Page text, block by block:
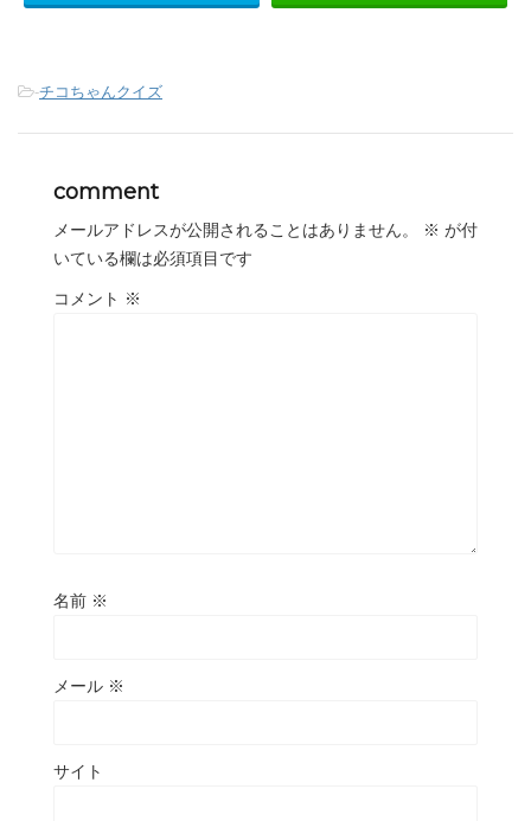
-チコちゃんクイズ
comment
メールアドレスが公開されることはありません。 ※ が付
いている欄は必須項目です
コメント ※
名前 ※
メール ※
サイト